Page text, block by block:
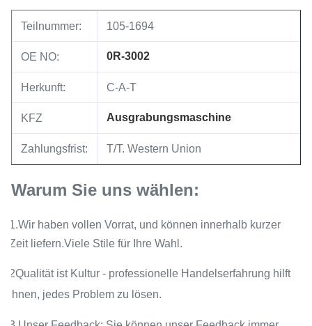
Teilnummer: 105-1694
OE NO: 0R-3002
Herkunft: C-A-T
KFZ Ausgrabungsmaschine
Zahlungsfrist: T/T. Western Union
Warum Sie uns wählen:
1.Wir haben vollen Vorrat, und können innerhalb kurzer
Zeit liefern.Viele Stile für Ihre Wahl.
2Qualität ist Kultur - professionelle Handelserfahrung hilft
Ihnen, jedes Problem zu lösen.